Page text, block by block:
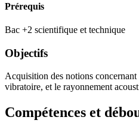
Prérequis
Bac +2 scientifique et technique
Objectifs
Acquisition des notions
vibratoire, et le rayonnement
Compétences et